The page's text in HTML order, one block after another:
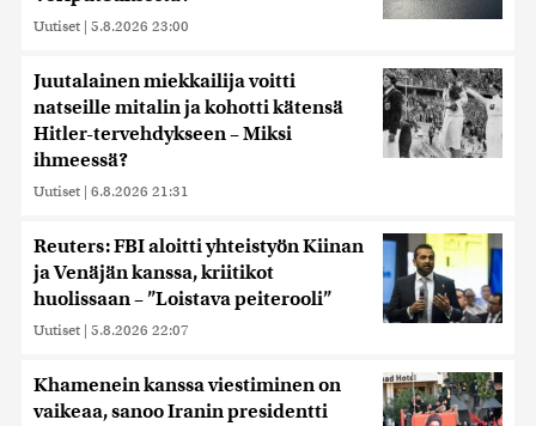
Uutiset | 5.8.2026 23:00
Juutalainen miekkailija voitti
natseille mitalin ja kohotti kätensä
Hitler-tervehdykseen – Miksi
ihmeessä?
Uutiset | 6.8.2026 21:31
Reuters: FBI aloitti yhteistyön Kiinan
ja Venäjän kanssa, kriitikot
huolissaan – ”Loistava peiterooli”
Uutiset | 5.8.2026 22:07
Khamenein kanssa viestiminen on
vaikeaa, sanoo Iranin presidentti